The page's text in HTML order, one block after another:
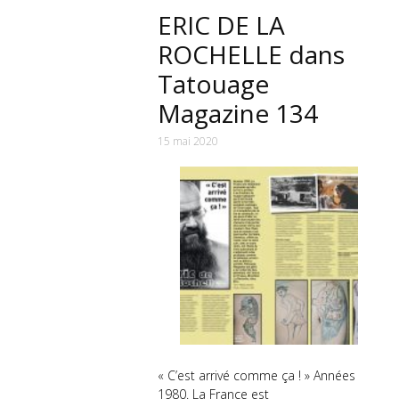
ERIC DE LA
ROCHELLE dans
Tatouage
Magazine 134
15 mai 2020
« C’est arrivé comme ça ! » Années
1980. La France est